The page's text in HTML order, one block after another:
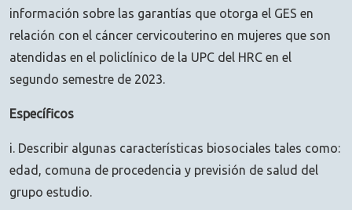
información sobre las garantías que otorga el GES en
relación con el cáncer cervicouterino en mujeres que son
atendidas en el policlínico de la UPC del HRC en el
segundo semestre de 2023.
Específicos
i. Describir algunas características biosociales tales como:
edad, comuna de procedencia y previsión de salud del
grupo estudio.